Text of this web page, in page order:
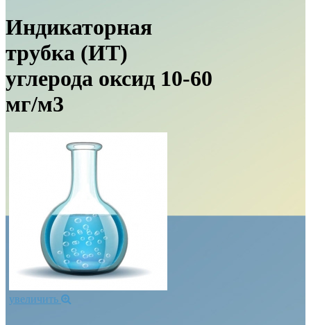
Индикаторная
трубка (ИТ)
углерода оксид 10-60
мг/м3
увеличить